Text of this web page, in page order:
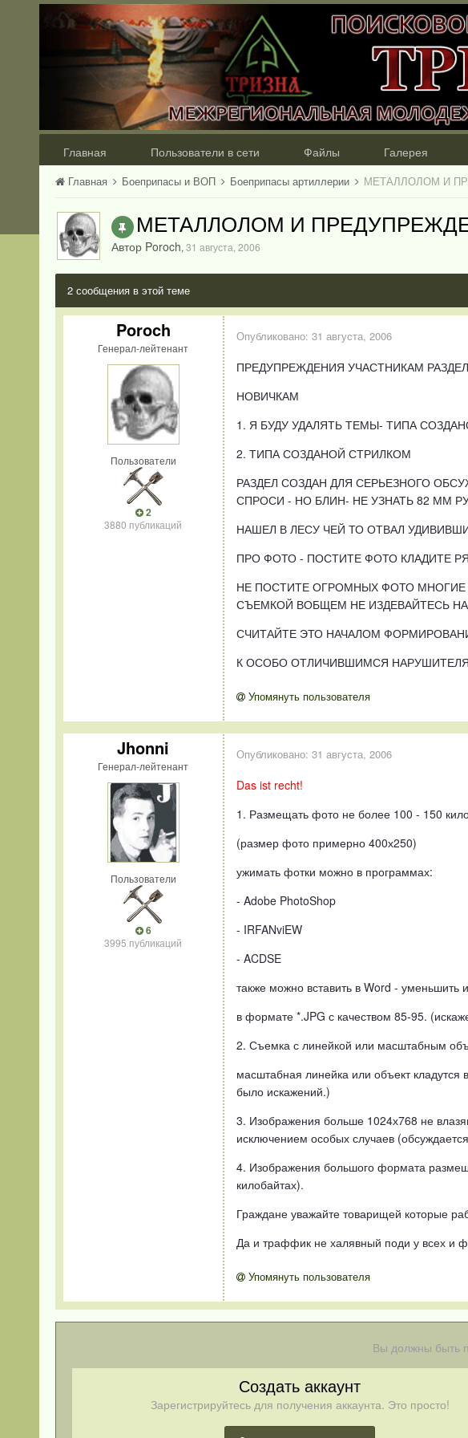
Главная Пользователи в сети Файлы Галерея
Главная Боеприпасы и ВОП Боеприпасы артиллерии МЕТАЛЛОЛОМ И
МЕТАЛЛОЛОМ И
Автор Poroch, 31 августа, 2006
2 сообщения в этой теме
Poroch
Генерал-лейтенант
Пользователи
2
3880 публикаций
Опубликовано: 31 августа, 2006
ПРЕДУПРЕЖДЕНИЯ УЧАСТНИКАМ
НОВИЧКАМ
1. Я БУДУ УДАЛЯТЬ ТЕМЫ- ТИПА
2. ТИПА СОЗДАНОЙ СТРИЛКОМ
РАЗДЕЛ СОЗДАН ДЛЯ СЕРЬЕЗНОГО
СПРОСИ - НО БЛИН- НЕ УЗНАТЬ 82 ММ
НАШЕЛ В ЛЕСУ ЧЕЙ ТО ОТВАЛ
ПРО ФОТО - ПОСТИТЕ ФОТО КЛАДИТЕ
НЕ ПОСТИТЕ ОГРОМНЫХ ФОТО МНОГИЕ
СЪЕМКОЙ ВОБЩЕМ НЕ ИЗДЕВАЙТЕСЬ
СЧИТАЙТЕ ЭТО НАЧАЛОМ
К ОСОБО ОТЛИЧИВШИМСЯ
Упомянуть пользователя
Jhonni
Генерал-лейтенант
Пользователи
6
3995 публикаций
Опубликовано: 31 августа, 2006
Das ist recht!
1. Размещать фото не более 100 - 150
(размер фото примерно 400х250)
ужимать фотки можно в программах:
- Adobe PhotoShop
- IRFANviEW
- ACDSE
также можно вставить в Word -
в формате *.JPG с качеством 85-95.
2. Съемка с линейкой или масштабным
масштабная линейка или объект
было искажений.)
3. Изображения больше 1024х768 не
исключением особых случаев
4. Изображения большого формата
килобайтах).
Граждане уважайте товарищей которые
Да и траффик не халявный поди у всех и
Упомянуть пользователя
Вы должны быть
Создать аккаунт
Зарегистрируйтесь для получения аккаунта. Это просто!